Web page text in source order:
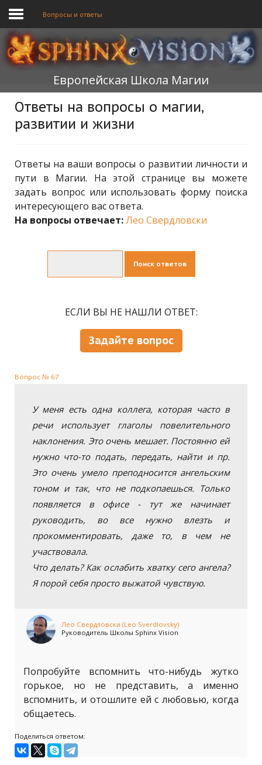
ГЛАВНАЯ
ОБУЧЕНИЕ
ТЕОРИЯ
МЫ
ФОРУМ
БЛОГ
ПОДАТЬ ЗАЯВКУ
Вопросы и ответы
Европейская Школа Магии
Ответы на вопросы о магии,
развитии и жизни
Ответы на ваши вопросы о развитии личности и
пути в Магии. На этой странице вы можете
задать вопрос или использовать форму поиска
интересующего вас ответа.
На вопросы отвечает:Лео Свердловски
Поиск ответов
ЕСЛИ ВЫ НЕ НАШЛИ ОТВЕТ:
Задайте вопрос
Вопрос № 67
У меня есть одна коллега, которая часто в
речи использует глаголы повелительного
наклонения. Это очень мешает. Постоянно ей
нужно что-то подать, передать, найти и пр.
Это очень умело преподносится ангельским
тоном и так, что не подкопаешься. Только
появляется в офисе - тут же начинает
руководить, во все нужно влезть и
прокомментировать, даже то, в чем не
участвовала.
Что делать? Как ослабить хватку сего ангела?
Я порой себя просто выжатой чувствую.
Лео Свердловски (Leo Sverdlovsky)
Руководитель Школы Sphinx Vision
Попробуйте вспомнить что-нибудь жутко
горькое, но не представить, а именно
вспомнить, и отошлите ей с любовью, когда
общаетесь.
Поделиться ответом: